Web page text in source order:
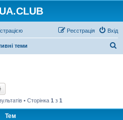
Вхід
Реєстрація
теми
• Сторінка 1 з 1
Тем